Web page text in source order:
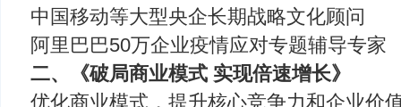
中国移动等大型央企长期战略文化顾问
阿里巴巴50万企业疫情应对专题辅导专家
二、《破局商业模式 实现倍速增长》
优化商业模式，提升核心竞争力和企业价